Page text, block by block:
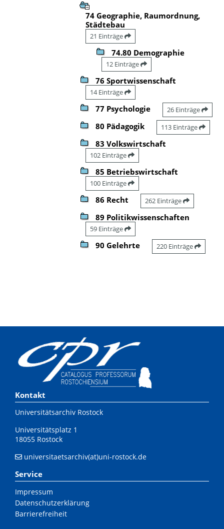
74 Geographie, Raumordnung,
Städtebau
21 Einträge
74.80 Demographie
12 Einträge
76 Sportwissenschaft
14 Einträge
77 Psychologie 26 Einträge
80 Pädagogik 113 Einträge
83 Volkswirtschaft
102 Einträge
85 Betriebswirtschaft
100 Einträge
86 Recht 262 Einträge
89 Politikwissenschaften
59 Einträge
90 Gelehrte 220 Einträge
Kontakt
Universitätsarchiv Rostock
Universitätsplatz 1
18055 Rostock
universitaetsarchiv(at)uni-rostock.de
Service
Impressum
Datenschutzerklärung
Barrierefreiheit